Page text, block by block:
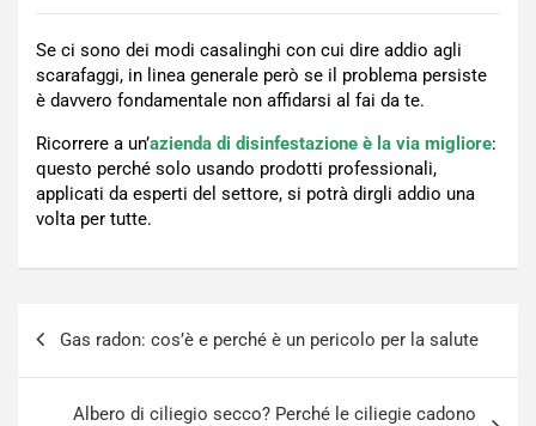
Se ci sono dei modi casalinghi con cui dire addio agli
scarafaggi, in linea generale però se il problema persiste
è davvero fondamentale non affidarsi al fai da te.
Ricorrere a un’azienda di disinfestazione è la via migliore:
questo perché solo usando prodotti professionali,
applicati da esperti del settore, si potrà dirgli addio una
volta per tutte.
Gas radon: cos’è e perché è un pericolo per la salute
Albero di ciliegio secco? Perché le ciliegie cadono